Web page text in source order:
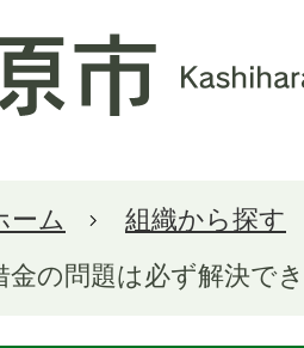
ーム
組織から探す
金の問題は必ず解決で